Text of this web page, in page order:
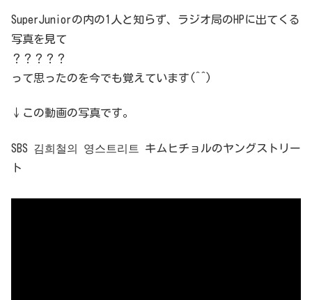
SuperJuniorの内の1人と知らず、ラジオ局のHPに出てくる
写真を見て
？？？？？
って思ったのを今でも覚えています(^^)
↓この動画の写真です。
SBS 김희철의 영스트리트 キムヒチョルのヤングストリー
ト